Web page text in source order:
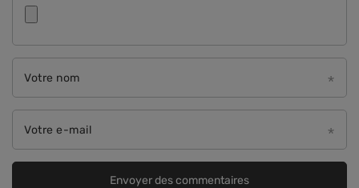
Votre nom
Votre e-mail
Envoyer des commentaires